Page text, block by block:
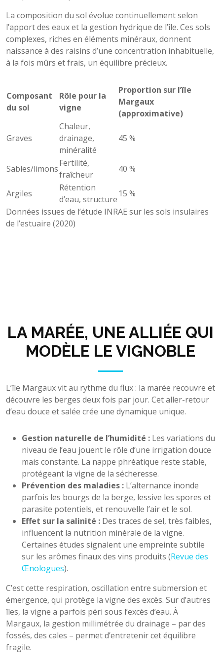
La composition du sol évolue continuellement selon
l’apport des eaux et la gestion hydrique de l’île. Ces sols
complexes, riches en éléments minéraux, donnent
naissance à des raisins d’une concentration inhabituelle,
à la fois mûrs et frais, un équilibre précieux.
Composant
du sol
Rôle pour la
vigne
Proportion sur l’île
Margaux
(approximative)
Graves
Chaleur,
drainage,
minéralité
45 %
Sables/limons
Fertilité,
fraîcheur
40 %
Argiles
Rétention
d’eau, structure
15 %
Données issues de l’étude INRAE sur les sols insulaires
de l’estuaire (2020)
LA MARÉE, UNE ALLIÉE QUI
MODÈLE LE VIGNOBLE
L’île Margaux vit au rythme du flux : la marée recouvre et
découvre les berges deux fois par jour. Cet aller-retour
d’eau douce et salée crée une dynamique unique.
Gestion naturelle de l’humidité : Les variations du
niveau de l’eau jouent le rôle d’une irrigation douce
mais constante. La nappe phréatique reste stable,
protégeant la vigne de la sécheresse.
Prévention des maladies : L’alternance inonde
parfois les bourgs de la berge, lessive les spores et
parasite potentiels, et renouvelle l’air et le sol.
Effet sur la salinité : Des traces de sel, très faibles,
influencent la nutrition minérale de la vigne.
Certaines études signalent une empreinte subtile
sur les arômes finaux des vins produits (Revue des
Œnologues).
C’est cette respiration, oscillation entre submersion et
émergence, qui protège la vigne des excès. Sur d’autres
îles, la vigne a parfois péri sous l’excès d’eau. À
Margaux, la gestion millimétrée du drainage – par des
fossés, des cales – permet d’entretenir cet équilibre
fragile.